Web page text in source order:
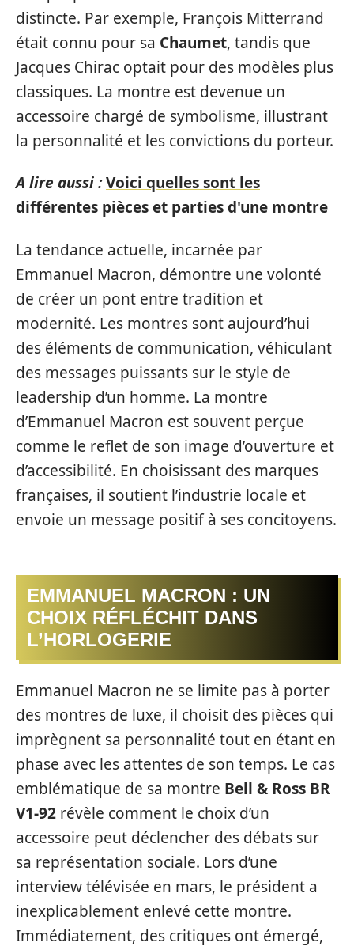
distincte. Par exemple, François Mitterrand
était connu pour sa Chaumet, tandis que
Jacques Chirac optait pour des modèles plus
classiques. La montre est devenue un
accessoire chargé de symbolisme, illustrant
la personnalité et les convictions du porteur.
A lire aussi :Voici quelles sont les
différentes pièces et parties d'une montre
La tendance actuelle, incarnée par
Emmanuel Macron, démontre une volonté
de créer un pont entre tradition et
modernité. Les montres sont aujourd’hui
des éléments de communication, véhiculant
des messages puissants sur le style de
leadership d’un homme. La montre
d’Emmanuel Macron est souvent perçue
comme le reflet de son image d’ouverture et
d’accessibilité. En choisissant des marques
françaises, il soutient l’industrie locale et
envoie un message positif à ses concitoyens.
EMMANUEL MACRON : UN
CHOIX RÉFLÉCHIT DANS
L’HORLOGERIE
Emmanuel Macron ne se limite pas à porter
des montres de luxe, il choisit des pièces qui
imprègnent sa personnalité tout en étant en
phase avec les attentes de son temps. Le cas
emblématique de sa montre Bell & Ross BR
V1-92 révèle comment le choix d’un
accessoire peut déclencher des débats sur
sa représentation sociale. Lors d’une
interview télévisée en mars, le président a
inexplicablement enlevé cette montre.
Immédiatement, des critiques ont émergé,